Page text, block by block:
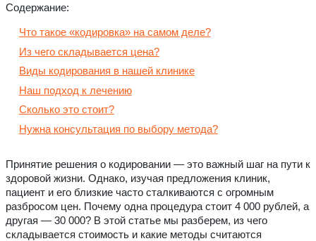
Содержание:
Что такое «кодировка» на самом деле?
Из чего складывается цена?
Виды кодирования в нашей клинике
Наш подход к лечению
Сколько это стоит?
Нужна консультация по выбору метода?
Принятие решения о кодировании — это важный шаг на пути к
здоровой жизни. Однако, изучая предложения клиник,
пациент и его близкие часто сталкиваются с огромным
разбросом цен. Почему одна процедура стоит 4 000 рублей, а
другая — 30 000? В этой статье мы разберем, из чего
складывается стоимость и какие методы считаются